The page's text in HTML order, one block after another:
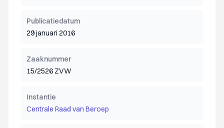
Publicatiedatum
29 januari 2016
Zaaknummer
15/2526 ZVW
Instantie
Centrale Raad van Beroep